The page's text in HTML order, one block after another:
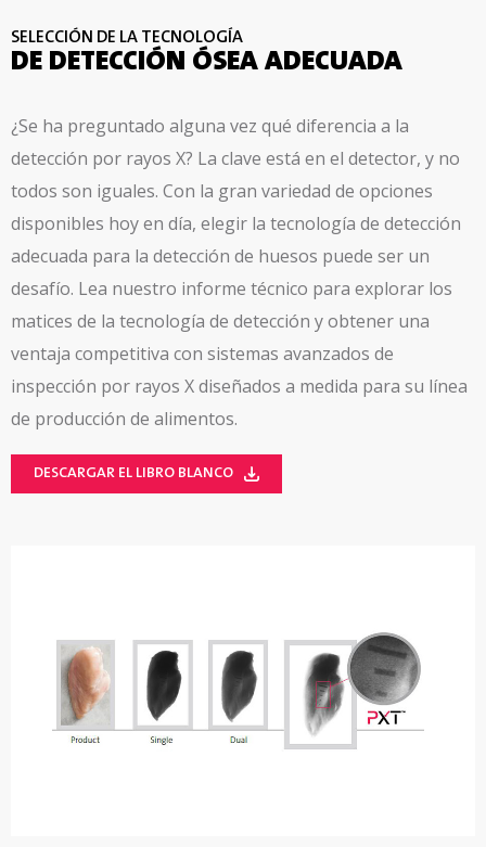
SELECCIÓN DE LA TECNOLOGÍA
DE DETECCIÓN ÓSEA ADECUADA
¿Se ha preguntado alguna vez qué diferencia a la
detección por rayos X? La clave está en el detector, y no
todos son iguales. Con la gran variedad de opciones
disponibles hoy en día, elegir la tecnología de detección
adecuada para la detección de huesos puede ser un
desafío. Lea nuestro informe técnico para explorar los
matices de la tecnología de detección y obtener una
ventaja competitiva con sistemas avanzados de
inspección por rayos X diseñados a medida para su línea
de producción de alimentos.
DESCARGAR EL LIBRO BLANCO